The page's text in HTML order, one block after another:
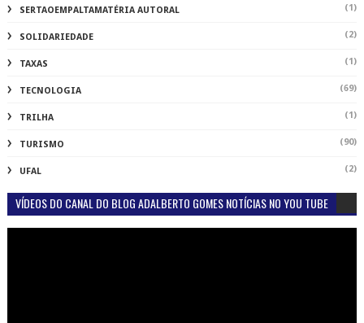
SERTAOEMPALTAMATÉRIA AUTORAL (1)
SOLIDARIEDADE (2)
TAXAS (1)
TECNOLOGIA (69)
TRILHA (1)
TURISMO (90)
UFAL (2)
VÍDEOS DO CANAL DO BLOG ADALBERTO GOMES NOTÍCIAS NO YOU TUBE